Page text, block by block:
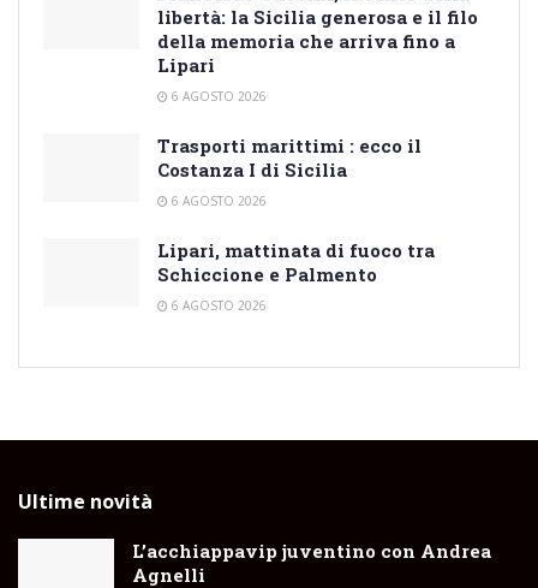
libertà: la Sicilia generosa e il filo
della memoria che arriva fino a
Lipari
6 AGOSTO 2026
Trasporti marittimi : ecco il
Costanza I di Sicilia
6 AGOSTO 2026
Lipari, mattinata di fuoco tra
Schiccione e Palmento
6 AGOSTO 2026
Ultime novità
L’acchiappavip juventino con Andrea
Agnelli